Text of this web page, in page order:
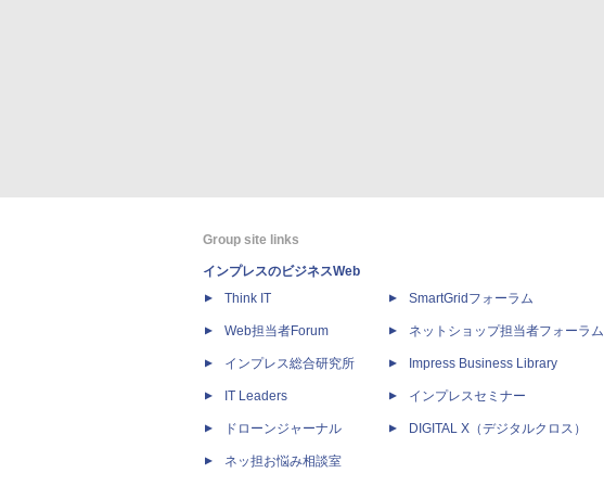
Group site links
インプレスのビジネスWeb
Think IT
Web担当者Forum
インプレス総合研究所
IT Leaders
ドローンジャーナル
ネッ担お悩み相談室
SmartGridフォーラム
ネットショップ担当者フォーラム
Impress Business Library
インプレスセミナー
DIGITAL X（デジタルクロス）